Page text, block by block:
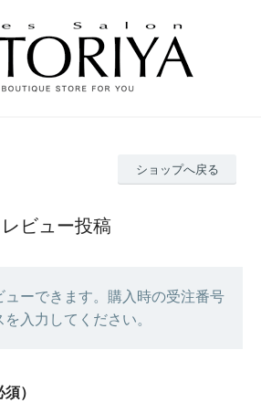
ショップへ戻る
レビュー投稿
ューできます。購入時の受注番号
入力してください。
須）